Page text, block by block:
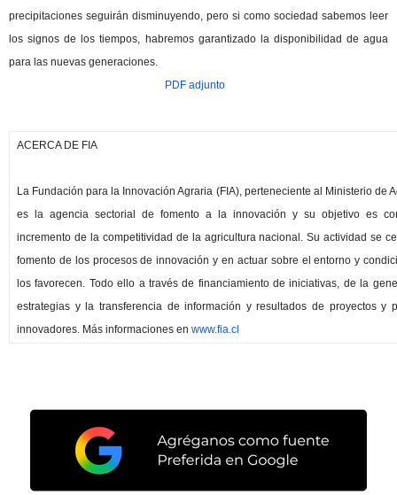
precipitaciones seguirán disminuyendo, pero si como sociedad sabemos leer
los signos de los tiempos, habremos garantizado la disponibilidad de agua
para las nuevas generaciones.
PDF adjunto
ACERCA DE FIA
La Fundación para la Innovación Agraria (FIA), perteneciente al Ministerio de
es la agencia sectorial de fomento a la innovación y su objetivo es
incremento de la competitividad de la agricultura nacional. Su actividad se
fomento de los procesos de innovación y en actuar sobre el entorno y
los favorecen. Todo ello a través de financiamiento de iniciativas, de la
estrategias y la transferencia de información y resultados de proyectos y
innovadores. Más informaciones en www.fia.cl